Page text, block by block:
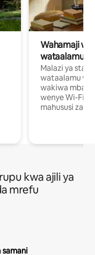
Wahamaji
wataalamu
Malazi ya
wataalamu
wakiwa mbali
wenye Wi-Fi
mahususi za
kwa ajili ya
mrefu
samani